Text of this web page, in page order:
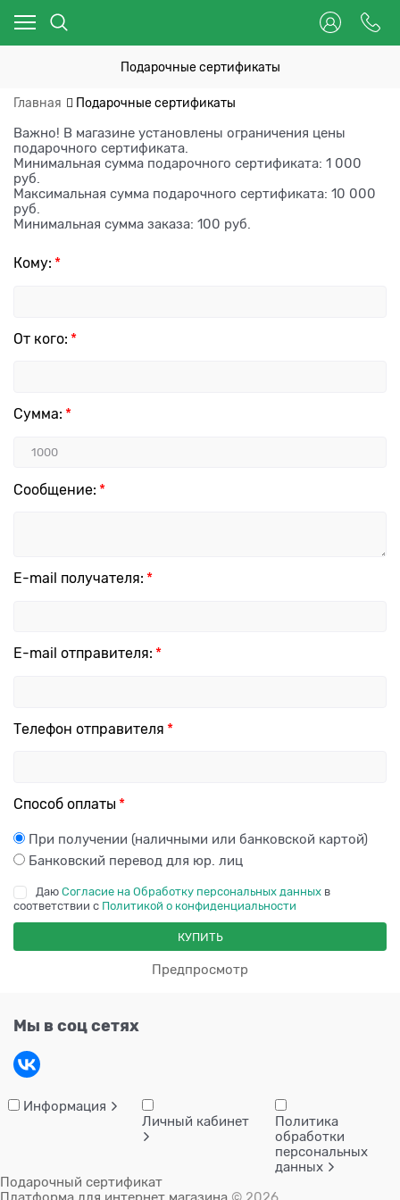
Подарочные сертификаты
Главная Подарочные сертификаты
Важно! В магазине установлены ограничения цены
подарочного сертификата.
Минимальная сумма подарочного сертификата: 1 000
руб.
Максимальная сумма подарочного сертификата: 10 000
руб.
Минимальная сумма заказа: 100 руб.
Кому:
От кого:
Сумма:
Сообщение:
E-mail получателя:
E-mail отправителя:
Телефон отправителя
Способ оплаты
При получении (наличными или банковской картой)
Банковский перевод для юр. лиц
Даю Согласие на Обработку персональных данных в
соответствии с Политикой о конфиденциальности
Предпросмотр
Мы в соц сетях
Информация
Личный кабинет
Политика
обработки
персональных
данных
Подарочный сертификат